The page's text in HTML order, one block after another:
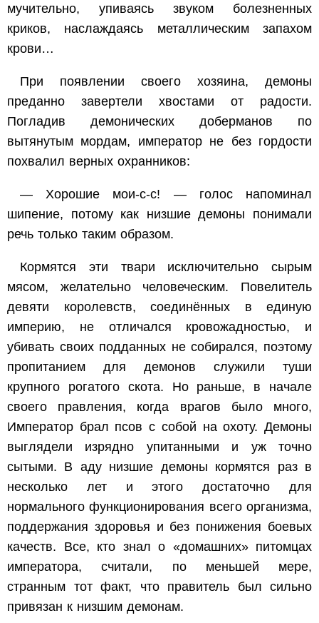
мучительно, упиваясь звуком болезненных
криков, наслаждаясь металлическим запахом
крови…
При появлении своего хозяина, демоны
преданно завертели хвостами от радости.
Погладив демонических доберманов по
вытянутым мордам, император не без гордости
похвалил верных охранников:
— Хорошие мои-с-с! — голос напоминал
шипение, потому как низшие демоны понимали
речь только таким образом.
Кормятся эти твари исключительно сырым
мясом, желательно человеческим. Повелитель
девяти королевств, соединённых в единую
империю, не отличался кровожадностью, и
убивать своих подданных не собирался, поэтому
пропитанием для демонов служили туши
крупного рогатого скота. Но раньше, в начале
своего правления, когда врагов было много,
Император брал псов с собой на охоту. Демоны
выглядели изрядно упитанными и уж точно
сытыми. В аду низшие демоны кормятся раз в
несколько лет и этого достаточно для
нормального функционирования всего организма,
поддержания здоровья и без понижения боевых
качеств. Все, кто знал о «домашних» питомцах
императора, считали, по меньшей мере,
странным тот факт, что правитель был сильно
привязан к низшим демонам.